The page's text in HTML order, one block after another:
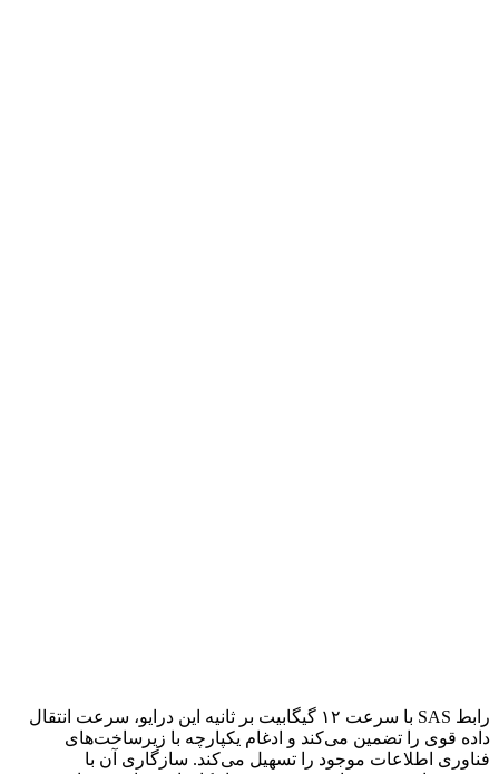
رابط SAS با سرعت ۱۲ گیگابیت بر ثانیه این درایو، سرعت انتقال
داده قوی را تضمین می‌کند و ادغام یکپارچه با زیرساخت‌های
فناوری اطلاعات موجود را تسهیل می‌کند. سازگاری آن با